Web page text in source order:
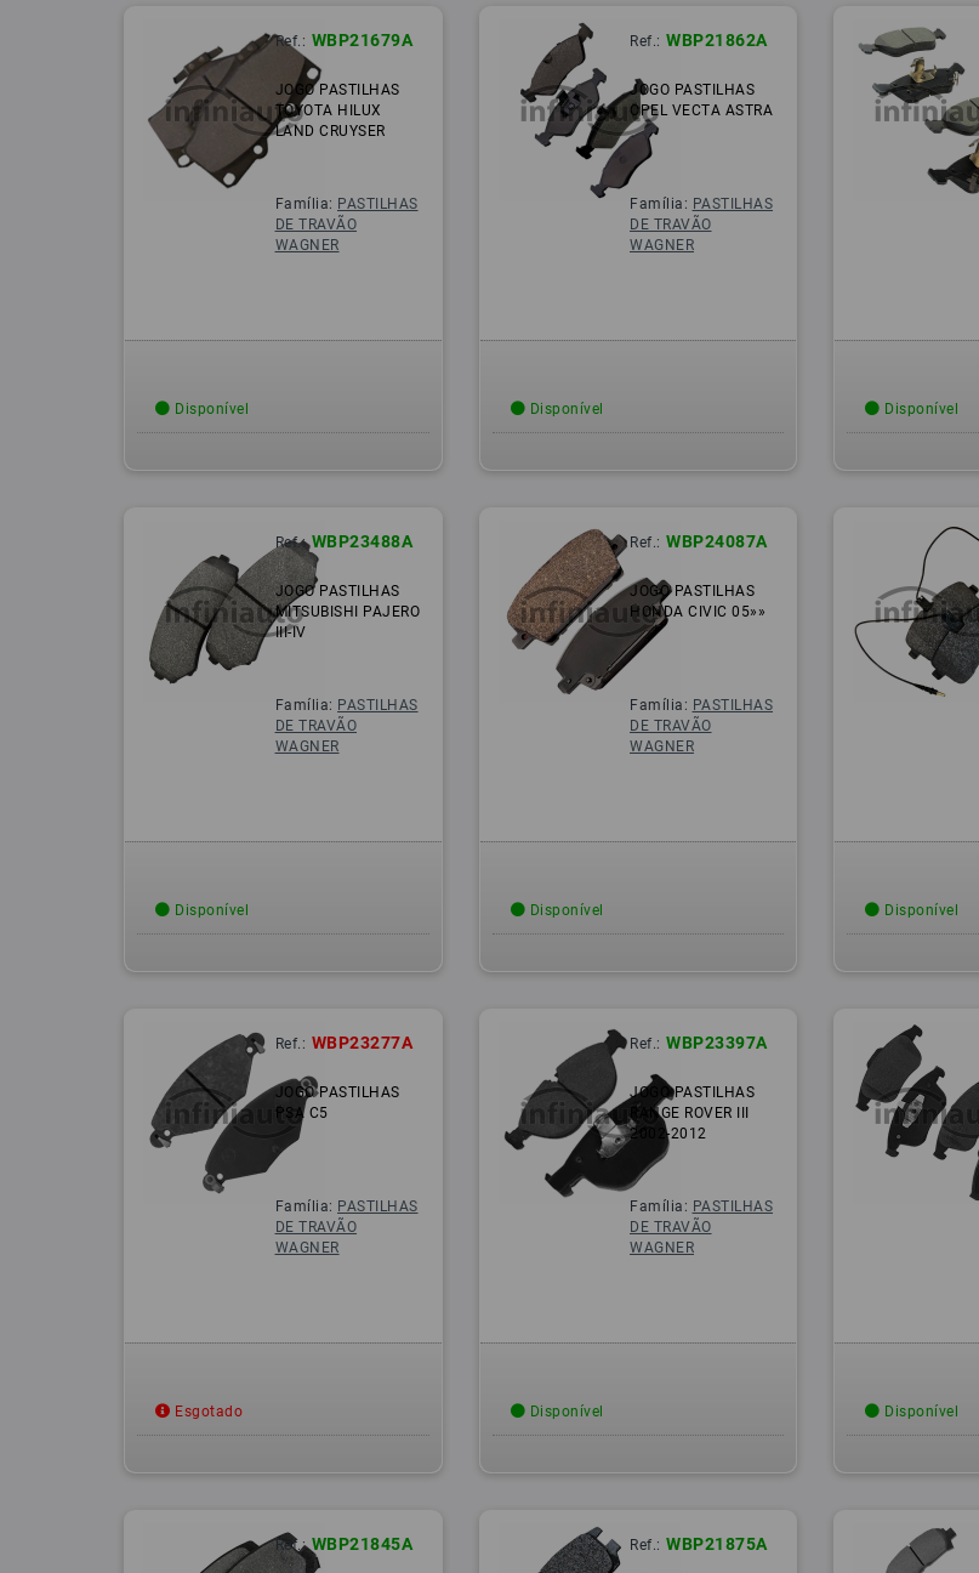
Ref.: WBP21679A
JOGO PASTILHAS
TOYOTA HILUX
LAND CRUYSER
Família: PASTILHAS
DE TRAVÃO
WAGNER
Disponível
Ref.: WBP21862A
JOGO PASTILHAS
OPEL VECTA ASTRA
Família: PASTILHAS
DE TRAVÃO
WAGNER
Disponível Disponível
Ref.: WBP23488A
JOGO PASTILHAS
MITSUBISHI PAJERO
III-IV
Família: PASTILHAS
DE TRAVÃO
WAGNER
Disponível
Ref.: WBP24087A
JOGO PASTILHAS
HONDA CIVIC 05»»
Família: PASTILHAS
DE TRAVÃO
WAGNER
Disponível Disponível
Ref.: WBP23277A
JOGO PASTILHAS
PSA C5
Família: PASTILHAS
DE TRAVÃO
WAGNER
Esgotado
Ref.: WBP23397A
JOGO PASTILHAS
RANGE ROVER III
2002-2012
Família: PASTILHAS
DE TRAVÃO
WAGNER
Disponível Disponível
Ref.: WBP21845A Ref.: WBP21875A